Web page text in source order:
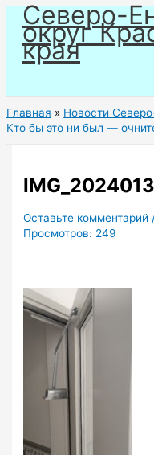
Перейти
содержимому
Северо-
округ
края
Главная
Новости
Кто бы это ни был —
Оставьте комментарий
Просмотров: 249